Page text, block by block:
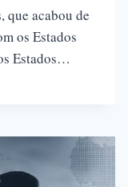
que acabou de
os Estados
Estados…